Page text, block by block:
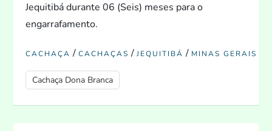
Jequitibá durante 06 (Seis) meses para o
engarrafamento.
CACHAÇA /CACHAÇAS /JEQUITIBÁ / MINAS GERAIS
Cachaça Dona Branca